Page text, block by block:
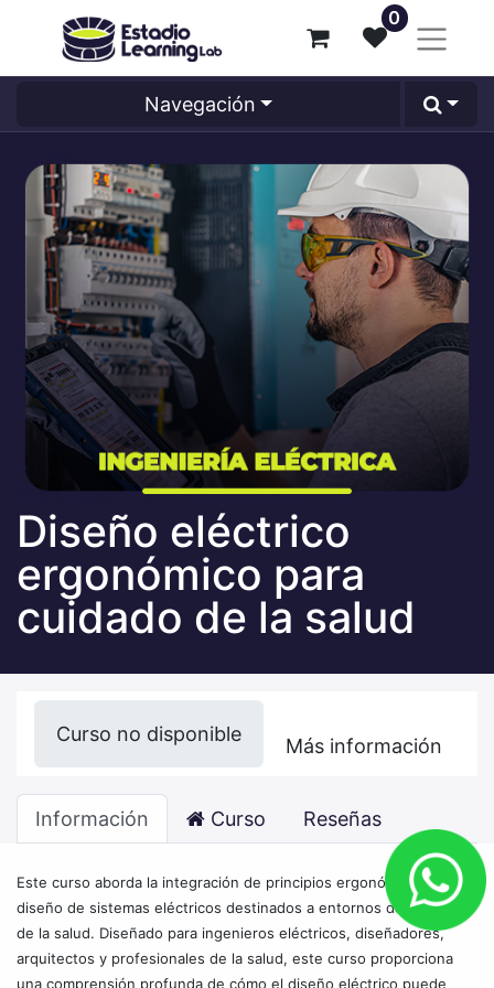
0
Navegación
Diseño eléctrico
ergonómico para
cuidado de la salud
Curso no disponible
Más información
Información Curso Reseñas
Este curso aborda la integración de principios ergonómicos en el
diseño de sistemas eléctricos destinados a entornos de cuidado
de la salud. Diseñado para ingenieros eléctricos, diseñadores,
arquitectos y profesionales de la salud, este curso proporciona
una comprensión profunda de cómo el diseño eléctrico puede